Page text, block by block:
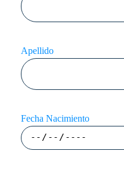
Apellido
Fecha Nacimiento